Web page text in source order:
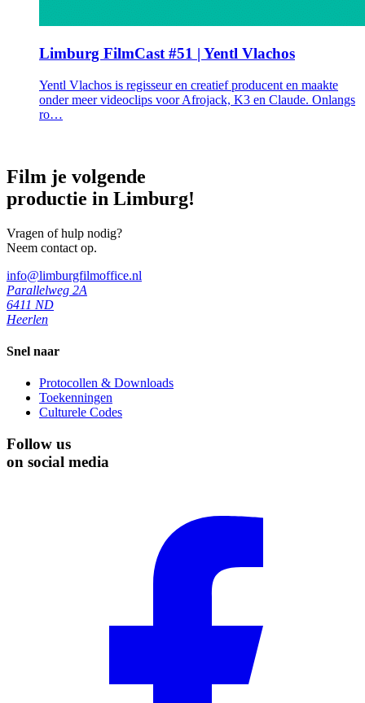
Limburg FilmCast #51 | Yentl Vlachos
Yentl Vlachos is regisseur en creatief producent en maakte
onder meer videoclips voor Afrojack, K3 en Claude. Onlangs
ro…
Film je volgende
productie in Limburg!
Vragen of hulp nodig?
Neem contact op.
info@limburgfilmoffice.nl
Parallelweg 2A
6411 ND
Heerlen
Snel naar
Protocollen & Downloads
Toekenningen
Culturele Codes
Follow us
on social media